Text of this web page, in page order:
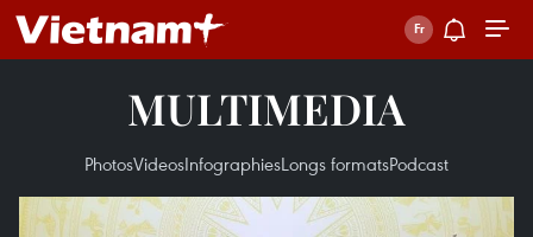
MULTIMEDIA
PhotosVideosInfographiesLongs formatsPodcast